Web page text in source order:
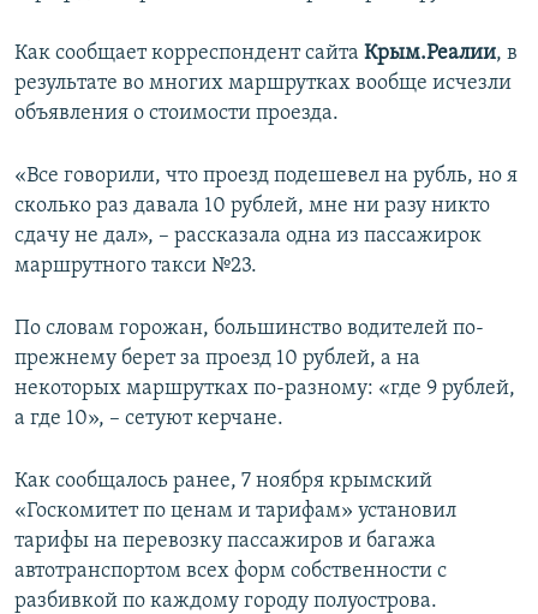
ELIFBE
УКРАИНСКАЯ ПРОБЛЕМА КРЫМА
Все сайты RFE/RL
Как сообщает корреспондент сайта Крым.Реалии, в
результате во многих маршрутках вообще исчезли
объявления о стоимости проезда.
«Все говорили, что проезд подешевел на рубль, но я
сколько раз давала 10 рублей, мне ни разу никто
сдачу не дал», – рассказала одна из пассажирок
маршрутного такси №23.
По словам горожан, большинство водителей по-
прежнему берет за проезд 10 рублей, а на
некоторых маршрутках по-разному: «где 9 рублей,
а где 10», – сетуют керчане.
Как сообщалось ранее, 7 ноября крымский
«Госкомитет по ценам и тарифам» установил
тарифы на перевозку пассажиров и багажа
автотранспортом всех форм собственности с
разбивкой по каждому городу полуострова.